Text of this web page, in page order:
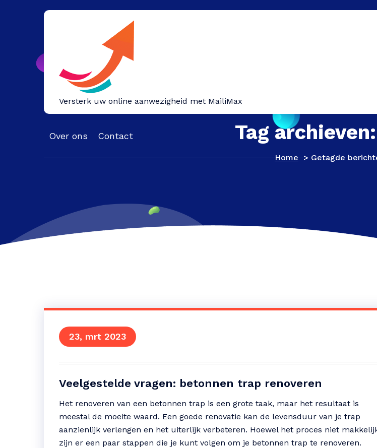
Versterk uw online aanwezigheid met MailiMax
Over ons Contact Tag
Home>Getagde
23, mrt 2023
Veelgestelde vragen: betonnen trap renoveren
Het renoveren van een betonnen trap is een grote taak, maar het resultaat is
meestal de moeite waard. Een goede renovatie kan de levensduur van je trap
aanzienlijk verlengen en het uiterlijk verbeteren. Hoewel het proces niet
zijn er een paar stappen die je kunt volgen om je betonnen trap te renoveren.